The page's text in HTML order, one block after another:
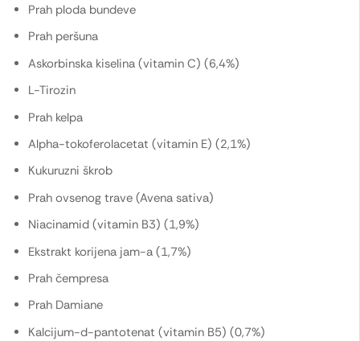
Prah ploda bundeve
Prah peršuna
Askorbinska kiselina (vitamin C) (6,4%)
L-Tirozin
Prah kelpa
Alpha-tokoferolacetat (vitamin E) (2,1%)
Kukuruzni škrob
Prah ovsenog trave (Avena sativa)
Niacinamid (vitamin B3) (1,9%)
Ekstrakt korijena jam-a (1,7%)
Prah čempresa
Prah Damiane
Kalcijum-d-pantotenat (vitamin B5) (0,7%)